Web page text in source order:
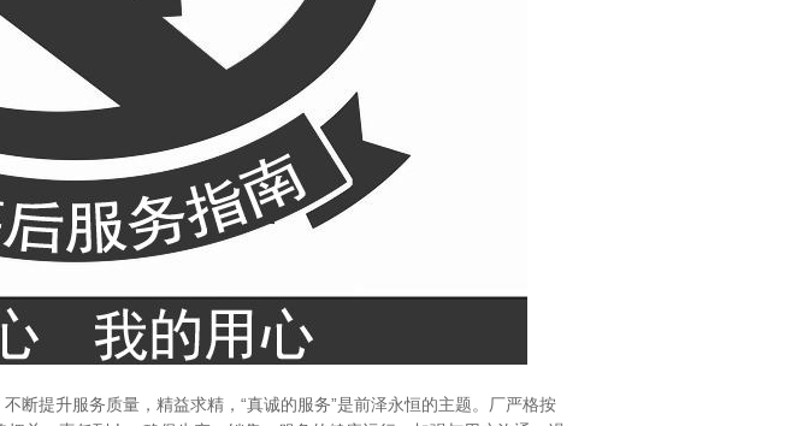
断提升服务质量，精益求精，“真诚的服务”是前泽永恒的主题。厂严格按